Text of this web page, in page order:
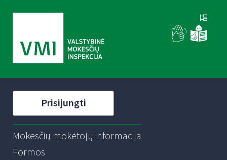
Prisijungti
Mokesčių mokėtojų informacija
Formos